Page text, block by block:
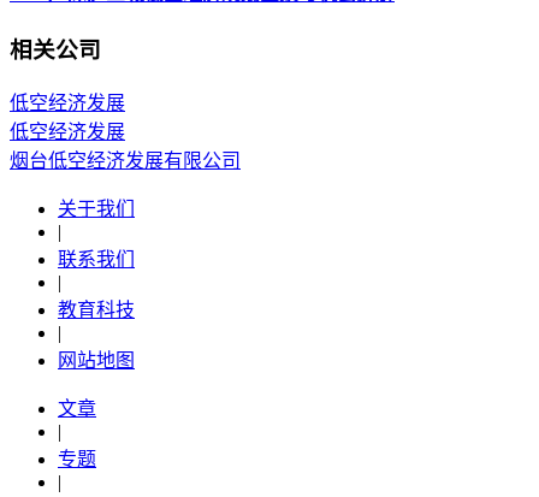
相关公司
低空经济发展
低空经济发展
烟台低空经济发展有限公司
关于我们
|
联系我们
|
教育科技
|
网站地图
文章
|
专题
|